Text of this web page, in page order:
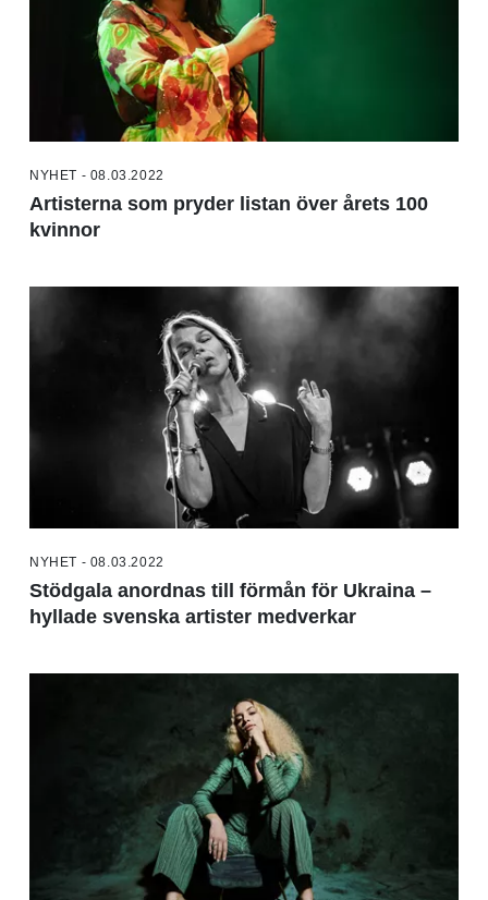
NYHET - 08.03.2022
Artisterna som pryder listan över årets 100
kvinnor
NYHET - 08.03.2022
Stödgala anordnas till förmån för Ukraina –
hyllade svenska artister medverkar